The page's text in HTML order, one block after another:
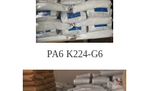
PA6 K224-G6